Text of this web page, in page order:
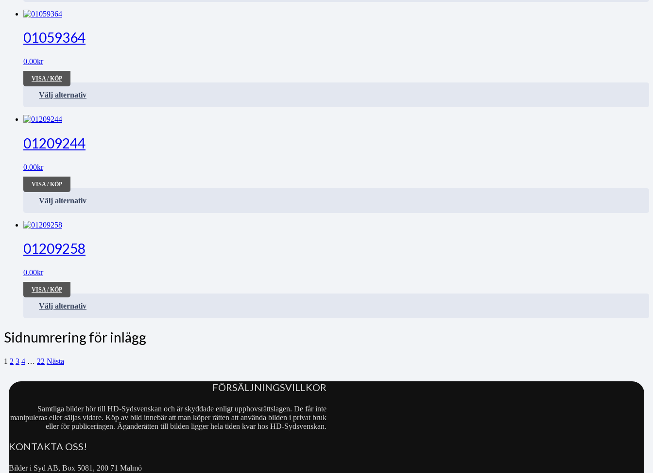
01059364
0.00kr
VISA / KÖP
Välj alternativ
01209244
0.00kr
VISA / KÖP
Välj alternativ
01209258
0.00kr
VISA / KÖP
Välj alternativ
Sidnumrering för inlägg
1 2 3 4 … 22 Nästa
FÖRSÄLJNINGSVILLKOR
Samtliga bilder hör till HD-Sydsvenskan och är skyddade enligt upphovsrättslagen. De får inte
manipuleras eller säljas vidare. Köp av bild innebär att man köper rätten att använda bilden i privat bruk
eller för publiceringen. Äganderätten till bilden ligger hela tiden kvar hos HD-Sydsvenskan.
KONTAKTA OSS!
Bilder i Syd AB, Box 5081, 200 71 Malmö